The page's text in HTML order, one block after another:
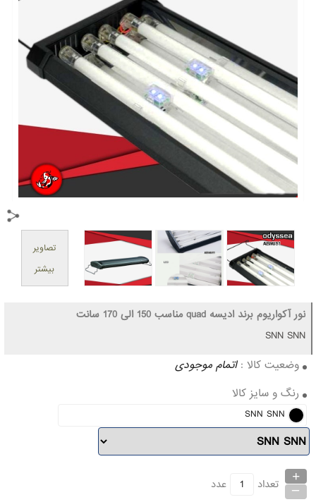
تصاویر
بیشتر
نور آکواریوم برند ادیسه quad مناسب 150 الی 170 سانت
SNN SNN
وضعیت کالا :اتمام موجودی
رنگ و سایز کالا
SNN SNN
تعداد
+
_
عدد